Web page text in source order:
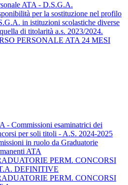
ATA - D.S.G.A.
per la sostituzione nel profilo
in istituzioni scolastiche diverse
di titolarità a.s. 2023/2024.
PERSONALE ATA 24 MESI
- Commissioni esaminatrici dei
per soli titoli - A.S. 2024-2025
in ruolo da Graduatorie
ATA
PERM. CONCORSI
DEFINITIVE
PERM. CONCORSI